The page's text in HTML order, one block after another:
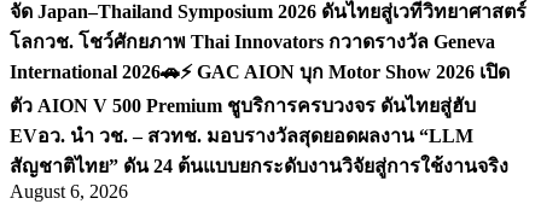
จัด Japan–Thailand Symposium 2026 ดันไทยสู่เวทีวิทยาศาสตร์
โลกวช. โชว์ศักยภาพ Thai Innovators กวาดรางวัล Geneva
International 2026🚗⚡️ GAC AION บุก Motor Show 2026 เปิด
ตัว AION V 500 Premium ชูบริการครบวงจร ดันไทยสู่ฮับ
EVอว. นำ วช. – สวทช. มอบรางวัลสุดยอดผลงาน “LLM
สัญชาติไทย” ดัน 24 ต้นแบบยกระดับงานวิจัยสู่การใช้งานจริง
August 6, 2026